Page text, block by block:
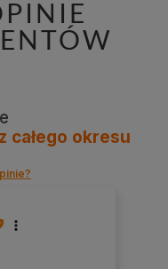
z całego okresu